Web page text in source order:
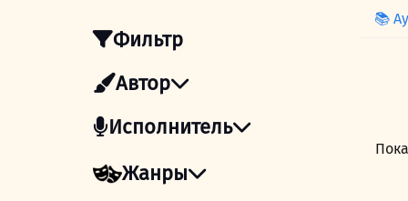
Фильтр
Автор
Исполнитель
Жанры
📚